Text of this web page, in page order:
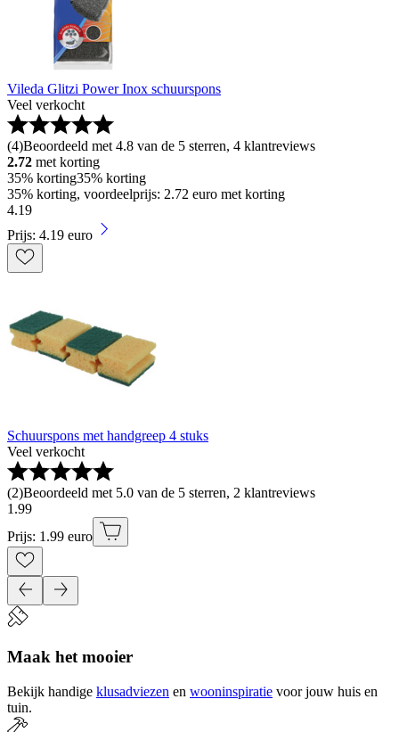
Vileda Glitzi Power Inox schuurspons
Veel verkocht
(4)Beoordeeld met 4.8 van de 5 sterren, 4 klantreviews
2.72 met korting
35% korting35% korting
35% korting, voordeelprijs: 2.72 euro met korting
4.19
Prijs: 4.19 euro
Schuurspons met handgreep 4 stuks
Veel verkocht
(2)Beoordeeld met 5.0 van de 5 sterren, 2 klantreviews
1.99
Prijs: 1.99 euro
Maak het mooier
Bekijk handige klusadviezen en wooninspiratie voor jouw huis en
tuin.